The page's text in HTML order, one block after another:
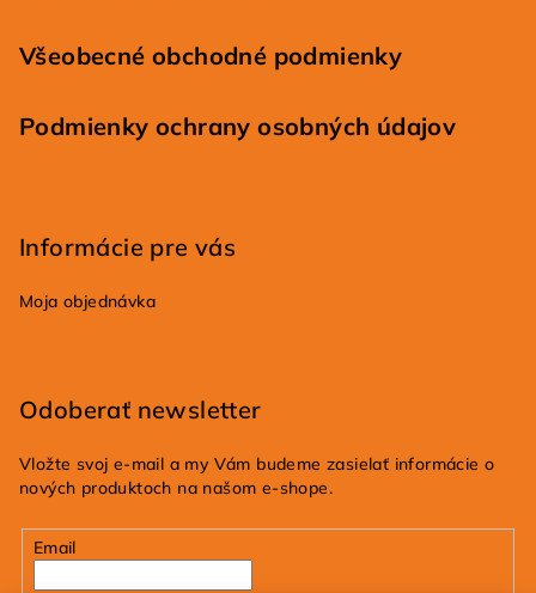
Všeobecné obchodné podmienky
Podmienky ochrany osobných údajov
Informácie pre vás
Moja objednávka
Odoberať newsletter
Vložte svoj e-mail a my Vám budeme zasielať informácie o
nových produktoch na našom e-shope.
Email